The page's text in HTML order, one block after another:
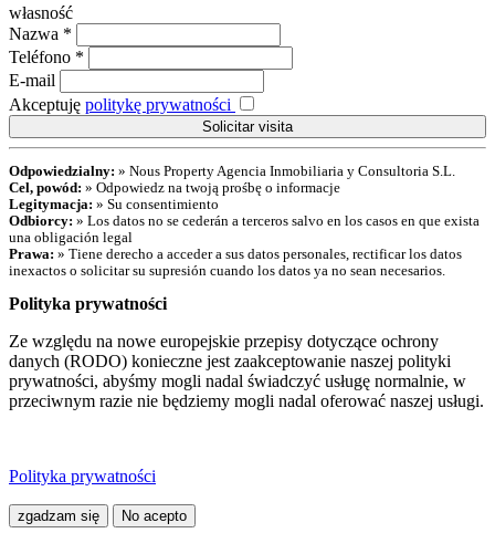
własność
Nazwa *
Teléfono *
E-mail
Akceptuję politykę prywatności
Odpowiedzialny: » Nous Property Agencia Inmobiliaria y Consultoria S.L.
Cel, powód: » Odpowiedz na twoją prośbę o informacje
Legitymacja: » Su consentimiento
Odbiorcy: » Los datos no se cederán a terceros salvo en los casos en que exista
una obligación legal
Prawa: » Tiene derecho a acceder a sus datos personales, rectificar los datos
inexactos o solicitar su supresión cuando los datos ya no sean necesarios.
Polityka prywatności
Ze względu na nowe europejskie przepisy dotyczące ochrony
danych (RODO) konieczne jest zaakceptowanie naszej polityki
prywatności, abyśmy mogli nadal świadczyć usługę normalnie, w
przeciwnym razie nie będziemy mogli nadal oferować naszej usługi.
Polityka prywatności